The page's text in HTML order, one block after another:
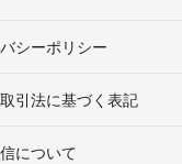
シーポリシー
引法に基づく表記
について